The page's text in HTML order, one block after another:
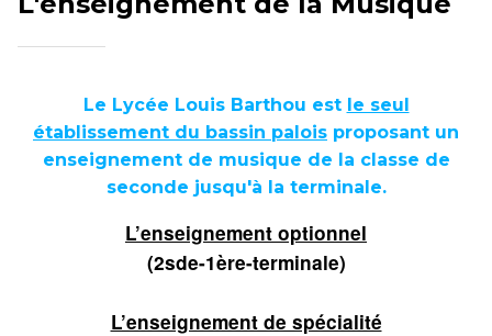
Le Lycée Louis Barthou est le seul
établissement du bassin palois proposant un
enseignement de musique de la classe de
seconde jusqu'à la terminale.
L’enseignement optionnel
(2sde-1ère-terminale)
L’enseignement de spécialité